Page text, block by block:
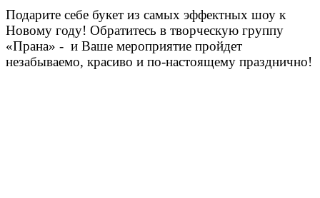
Подарите себе букет из самых эффектных шоу к
Новому году! Обратитесь в творческую группу
«Прана» - и Ваше мероприятие пройдет
незабываемо, красиво и по-настоящему празднично!